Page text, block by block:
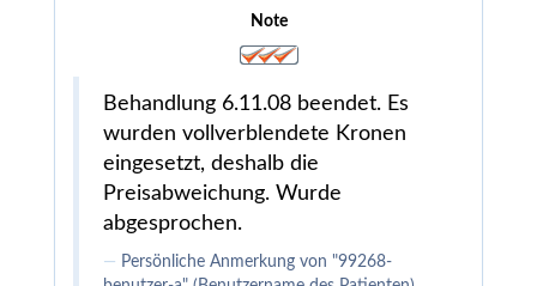
Note
Behandlung 6.11.08 beendet. Es
wurden vollverblendete Kronen
eingesetzt, deshalb die
Preisabweichung. Wurde
abgesprochen.
Persönliche Anmerkung von "99268-